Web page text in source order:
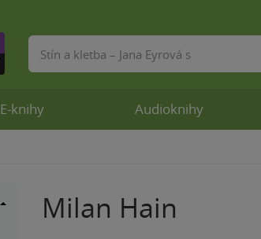
Milan Hain
E-knihy Audioknihy
Vyhledávání